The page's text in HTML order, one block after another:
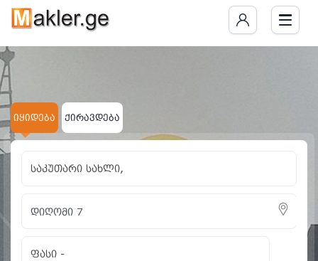
იყიდება საკუთარი
ნაპოვნია 3 განცხადება
იყიდება ქირავდება
საკუთარი სახლი,
ფასი -